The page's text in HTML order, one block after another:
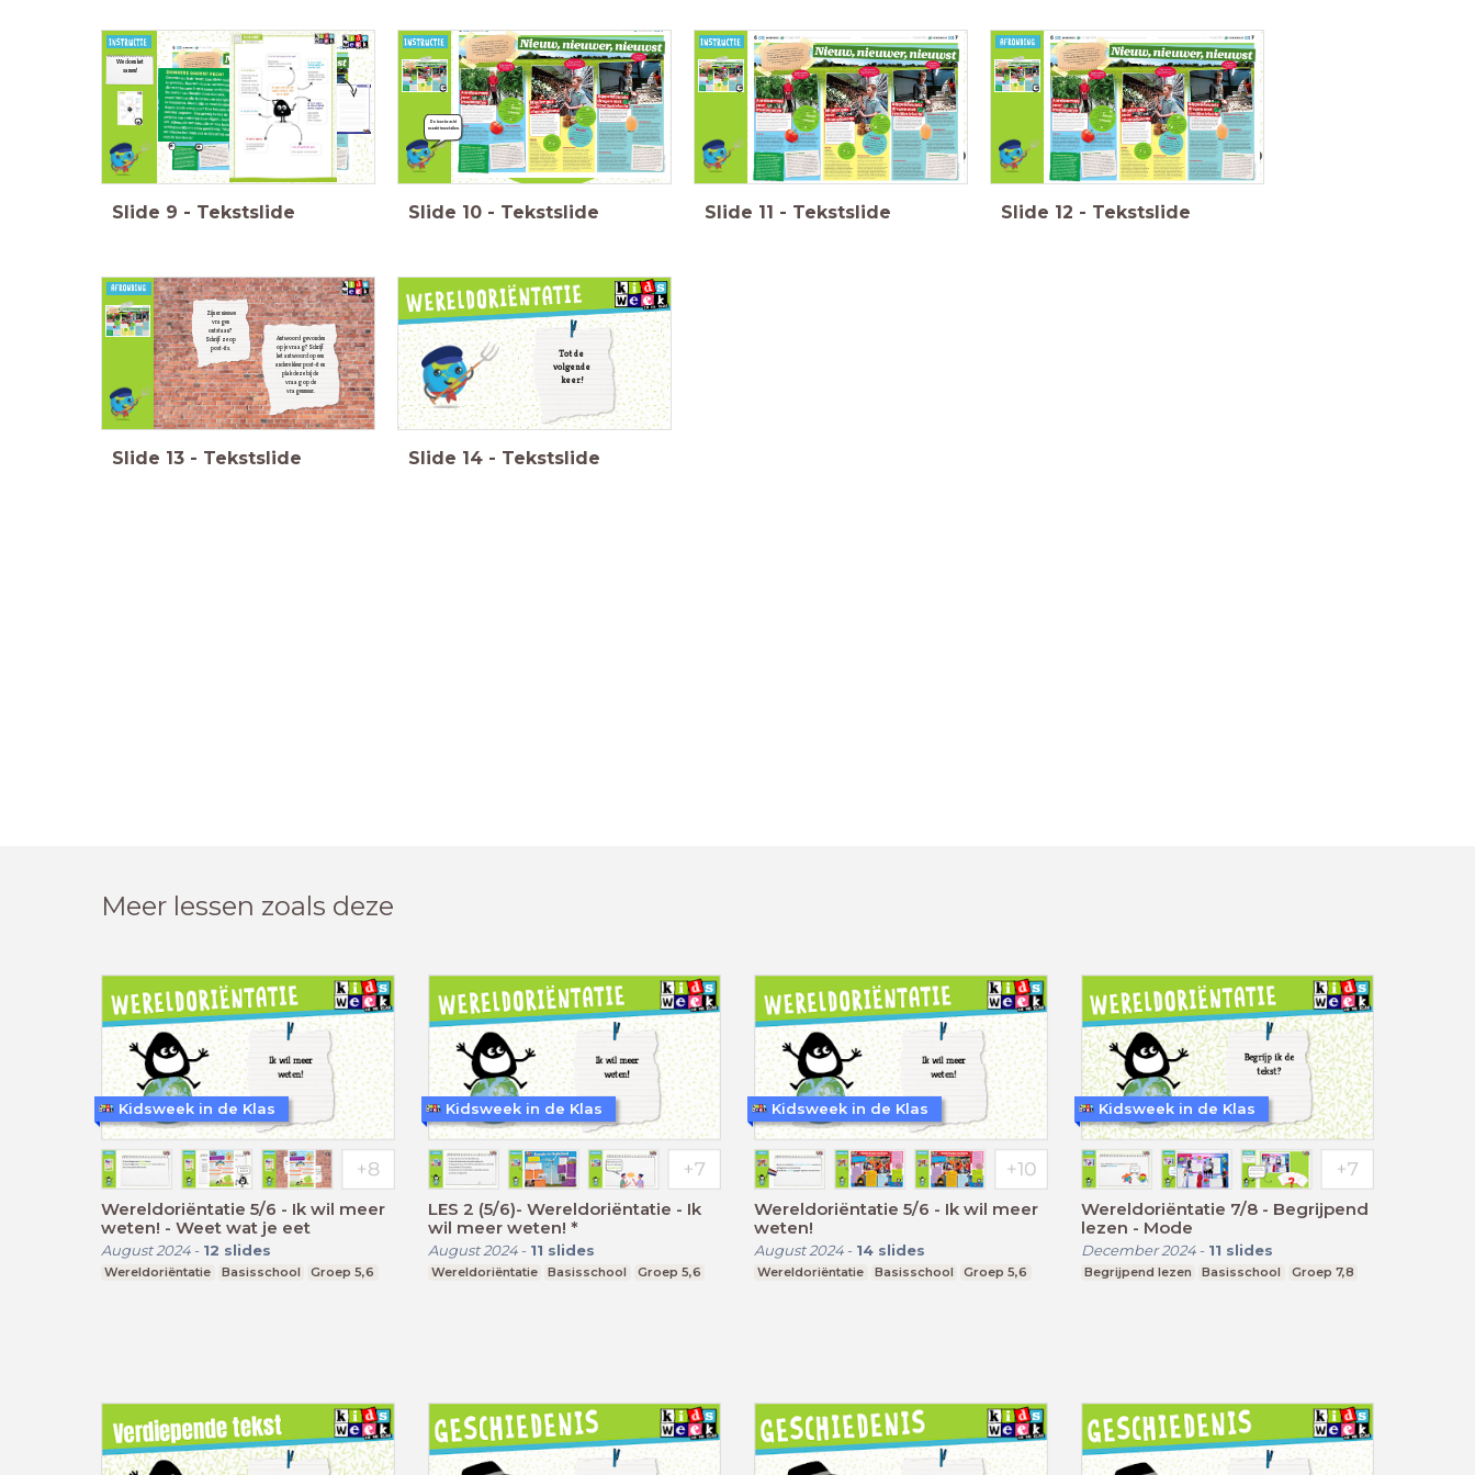
We doen het
samen!
Slide 9 - Tekstslide
De andere helft vat:
‘kippenkeutels drogen met
ventilatielucht’in tweetallen
samen.
De helft van de klas gaat nu,
in tweetallen, de
tekst‘stomen tegen
bacteriën’samenvatten.
Hierna gaan jullie de
samenvattingen met
elkaar delen.
De leerkracht
maakt tweetallen.
Slide 10 - Tekstslide
Ga met een ander tweetal
(dat de andere tekst had)
samenzitten.
Klaar met
samenvatten?
Vertel elkaar je
samenvatting.
Slide 11 - Tekstslide
Welke technische snufjes
worden er op elk bedrijf
gebruikt om zo veel en
duurzaam mogelijk te
produceren?
Hoe vond je deze
werkvorm?
Heeft de schrijver
het beoogde doel
bereikt?
Slide 12 - Tekstslide
Antwoord gevonden
op je vraag? Schrijf
het antwoord op een
andere kleur post-it en
plak deze bij de
vraag op de
vragenmuur.
Zijn er nieuwe
vragen
ontstaan?
Schrijf ze op
post-its.
Slide 13 - Tekstslide
Tot de
volgende
keer!
Slide 14 - Tekstslide
Meer lessen zoals deze
Wereldoriëntatie 5/6 - Ik wil meer
weten! - Weet wat je eet
August 2024- 12 slides
Wereldoriëntatie Basisschool Groep 5,6
Kidsweek in de Klas
LES 2 (5/6)- Wereldoriëntatie - Ik
wil meer weten! *
August 2024- 11 slides
Wereldoriëntatie Basisschool Groep 5,6
Kidsweek in de Klas
Wereldoriëntatie 5/6 - Ik wil meer
weten!
August 2024- 14 slides
Wereldoriëntatie Basisschool Groep 5,6
Kidsweek in de Klas
Wereldoriëntatie 7/8 - Begrijpend
lezen - Mode
December 2024- 11 slides
Begrijpend lezen Basisschool Groep 7,8
Kidsweek in de Klas